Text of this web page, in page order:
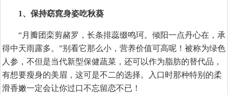
1、保持窈窕身姿吃秋葵
“月瓣团栾剪赭罗，长条排蕊缀鸣珂。倾阳一点丹心在，承
得中天雨露多。”别看它那么小，营养价值可高呢！被称为绿色
人参，不但是当代新型保健蔬菜，还可以作为脂肪的替代品，
有想要瘦身的美眉，这可是不二的选择。入口时那种特别的柔
滑香嫩一定会让你过口不忘留恋不已！